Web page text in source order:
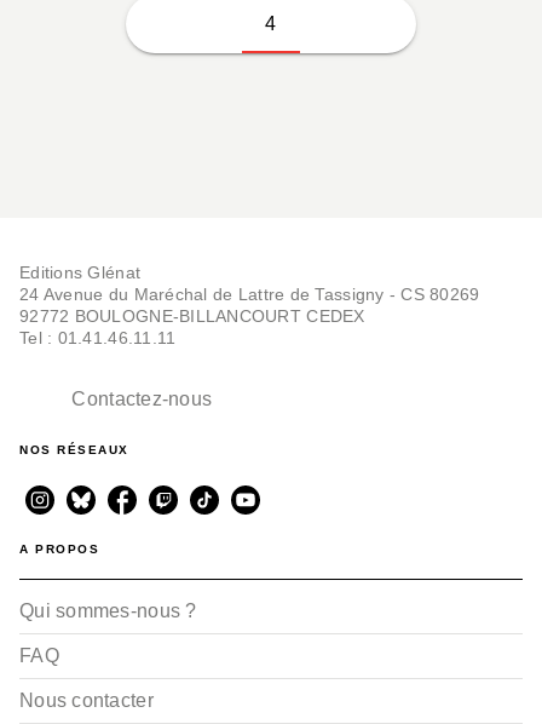
4
Editions Glénat
24 Avenue du Maréchal de Lattre de Tassigny - CS 80269
92772 BOULOGNE-BILLANCOURT CEDEX
Tel : 01.41.46.11.11
Contactez-nous
NOS RÉSEAUX
A PROPOS
Qui sommes-nous ?
FAQ
Nous contacter